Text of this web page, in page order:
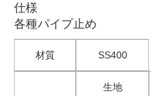
仕様
各種パイプ止め
材質 SS400
生地